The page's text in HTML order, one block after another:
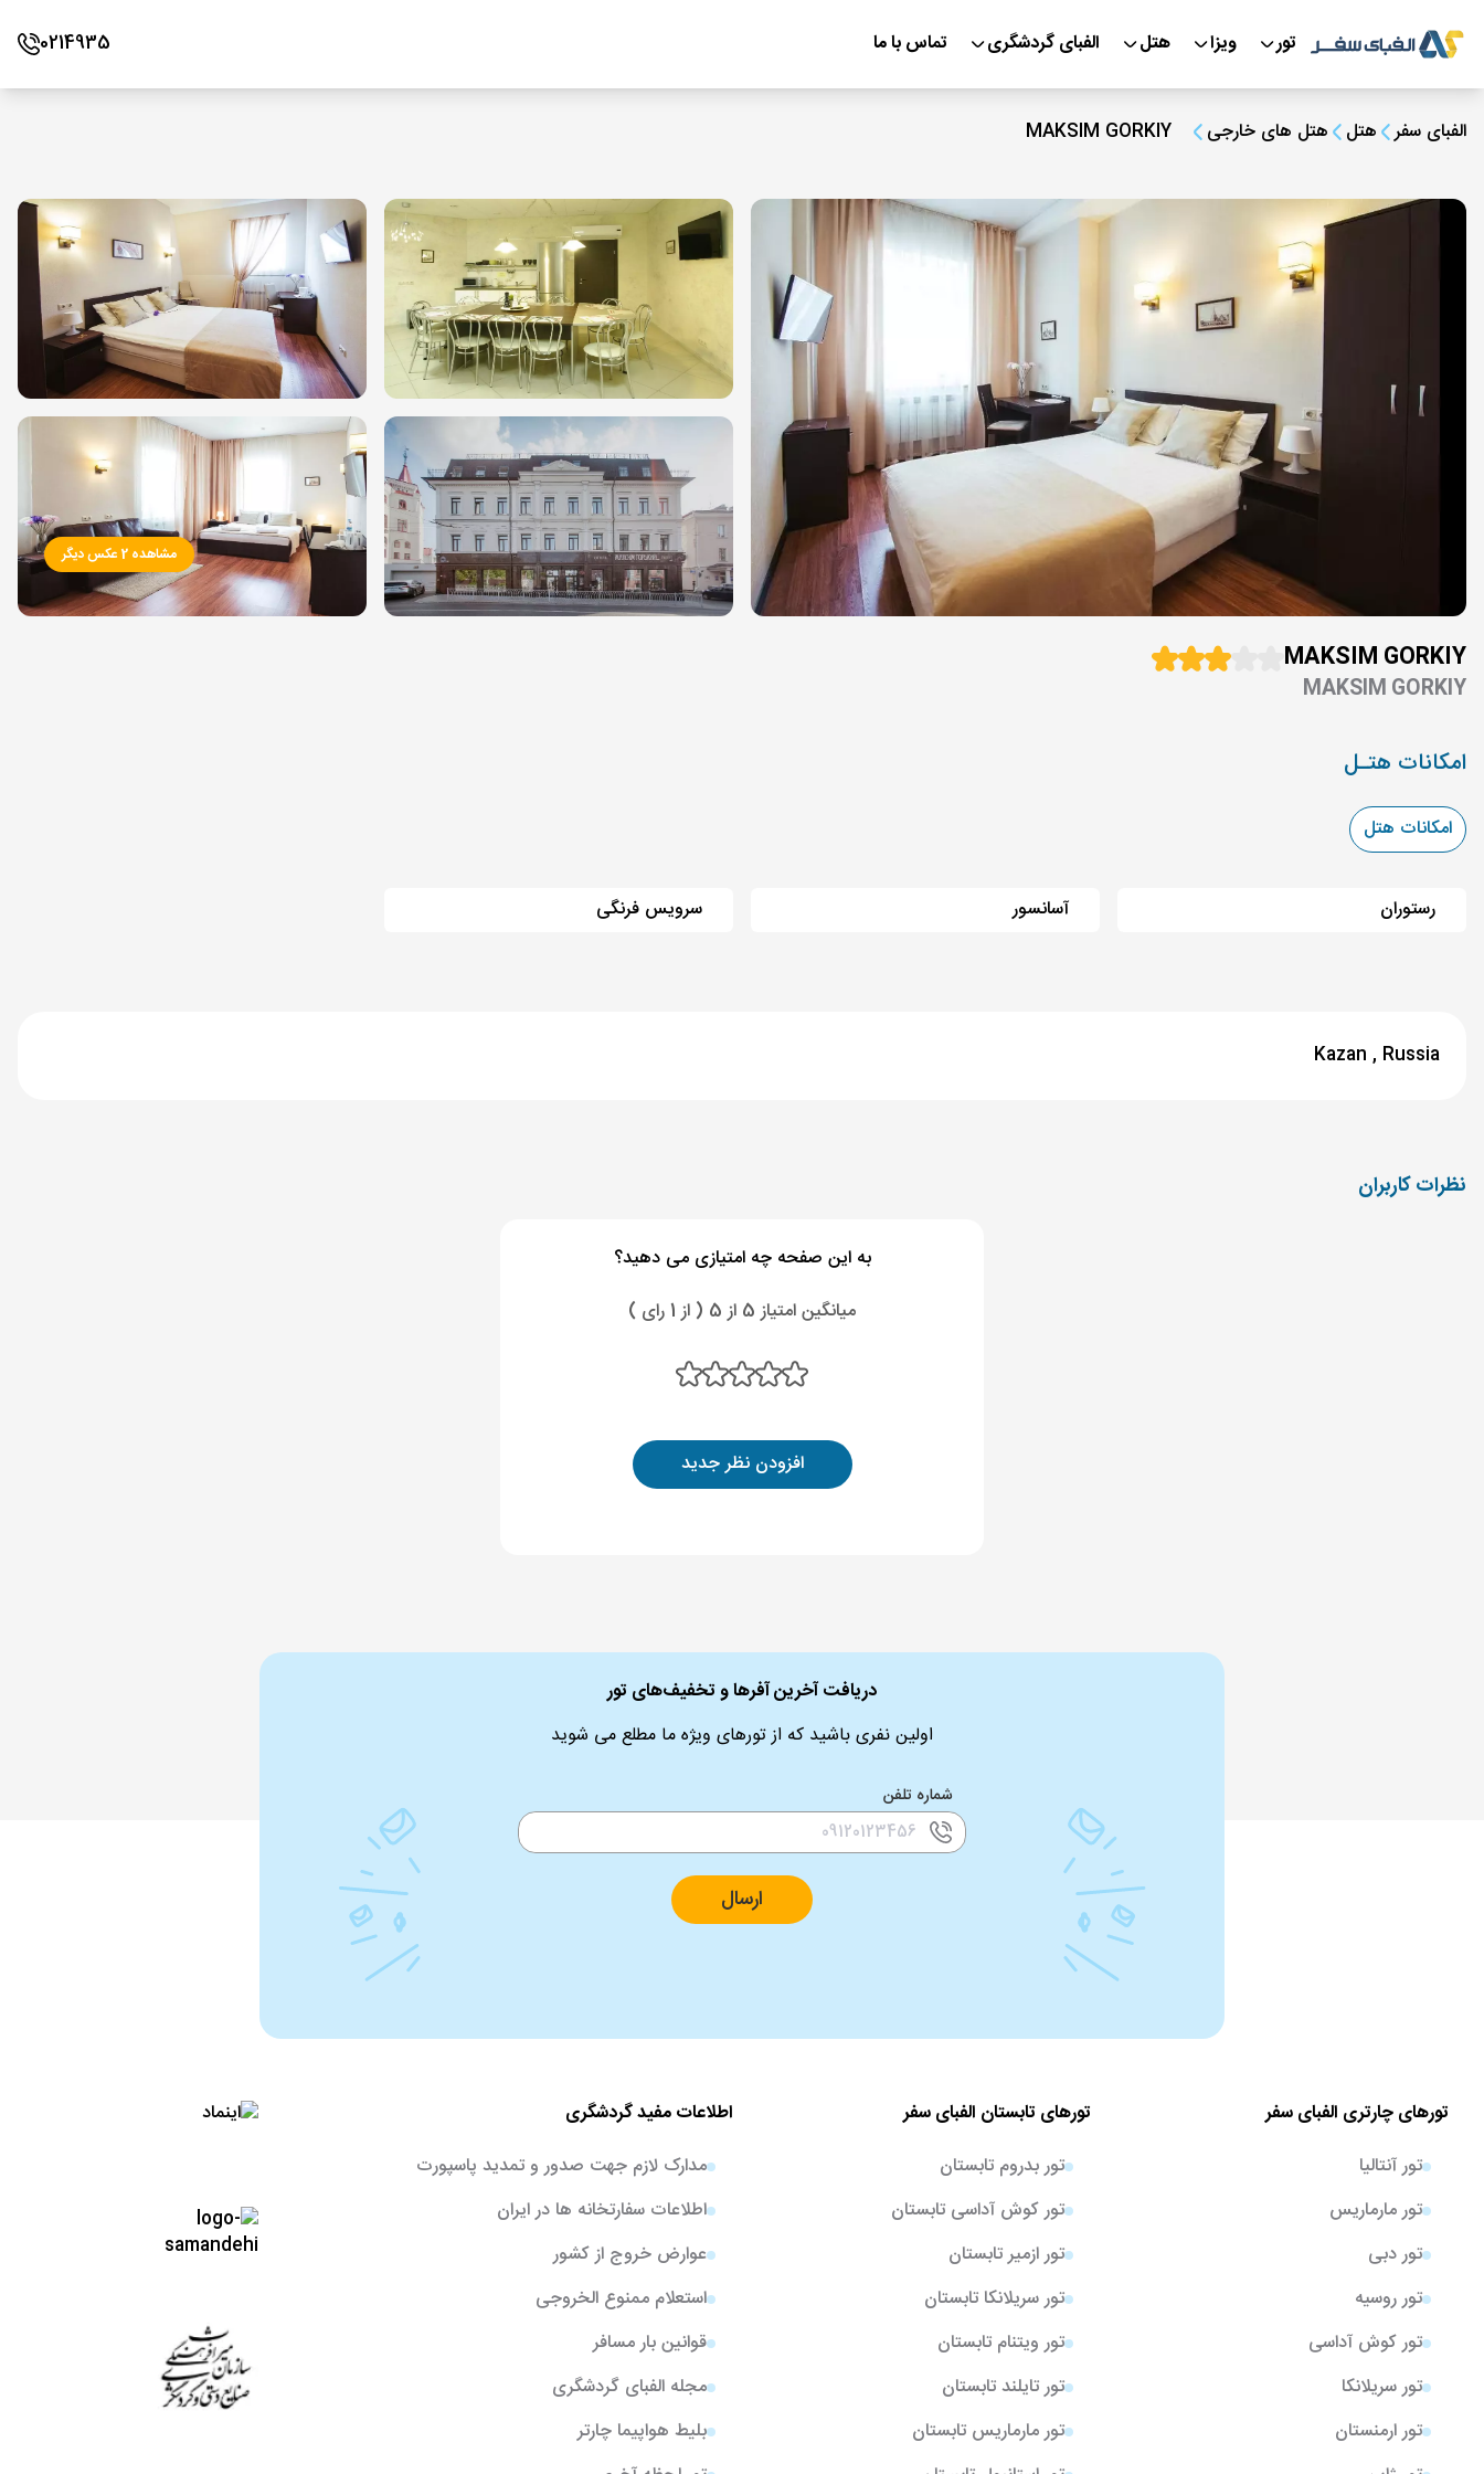
تور ویزا هتل الفبای گردشگری تماس با ما 0214935
الفبای سفر هتل هتل های خارجی MAKSIM GORKIY
مشاهده 2 عکس دیگر
MAKSIM GORKIY
MAKSIM GORKIY
امکانات هتـل
امکانات هتل
رستوران آسانسور سرویس فرنگی
Kazan , Russia
نظرات کاربران
به این صفحه چه امتیازی می دهید؟
میانگین امتیاز 5 از 5 ( از 1 رای )
افزودن نظر جدید
دریافت آخرین آفرها و تخفیف‌های تور
اولین نفری باشید که از تورهای ویژه ما مطلع می شوید
شماره تلفن
ارسال
تورهای چارتری الفبای سفر
تور آنتالیا
تور مارماریس
تور دبی
تور روسیه
تور کوش آداسی
تور سریلانکا
تور ارمنستان
تورهای تابستان الفبای سفر
تور بدروم تابستان
تور کوش آداسی تابستان
تور ازمیر تابستان
تور سریلانکا تابستان
تور ویتنام تابستان
تور تایلند تابستان
تور مارماریس تابستان
اطلاعات مفید گردشگری
مدارک لازم جهت صدور و تمدید پاسپورت
اطلاعات سفارتخانه ها در ایران
عوارض خروج از کشور
استعلام ممنوع الخروجی
قوانین بار مسافر
مجله الفبای گردشگری
بلیط هواپیما چارتر